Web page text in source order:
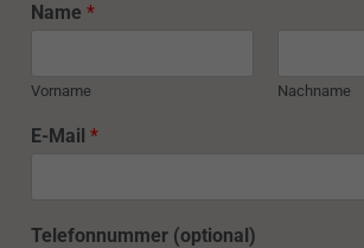
Name *
Vorname Nachname
E
-
E-Mail *
Telefonnummer (optional)